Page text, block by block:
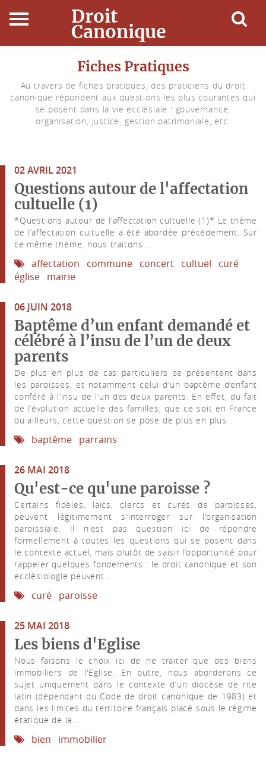
Droit
Canonique
Droit Canonique
Ressources
Connexion
Fiches Pratiques
Au travers de fiches pratiques, des praticiens du droit
canonique répondent aux questions les plus courantes qui
se posent dans la vie ecclésiale : gouvernance,
organisation, justice, gestion patrimoniale, etc.
02 AVRIL 2021
Questions autour de l'affectation
cultuelle (1)
*Questions autour de l'affectation cultuelle (1)* Le thème
de l’affectation cultuelle a été abordée précédement. Sur
ce même thème, nous traitons ...
affectation commune concert cultuel
curé
église mairie
06 JUIN 2018
Baptême d’un enfant demandé et
célébré à l’insu de l’un de deux
parents
De plus en plus de cas particuliers se présentent dans
les paroisses, et notamment celui d’un baptême d’enfant
conféré à l’insu de l’un des deux parents. En effet, du fait
de l’évolution actuelle des familles, que ce soit en France
ou ailleurs, cette question se pose de plus en plus...
baptême parrains
26 MAI 2018
Qu'est-ce qu'une paroisse ?
Certains fidèles, laïcs, clercs et curés de paroisses,
peuvent légitimement s'interroger sur l'organisation
paroissiale. Il n'est pas question ici de répondre
formellement à toutes les questions qui se posent dans
le contexte actuel, mais plutôt de saisir l’opportunité pour
rappeler quelques fondements : le droit canonique et son
ecclésiologie peuvent...
curé paroisse
25 MAI 2018
Les biens d'Eglise
Nous faisons le choix ici de ne traiter que des biens
immobiliers de l'Eglise. En outre, nous aborderons ce
sujet uniquement dans le contexte d’un diocèse de rite
latin (dépendant du Code de droit canonique de 1983) et
dans les limites du territoire français placé sous le régime
étatique de la...
bien immobilier